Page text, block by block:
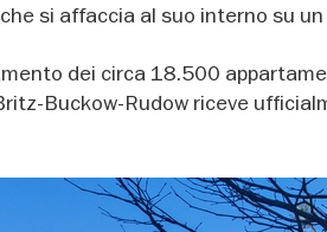
si affaccia al suo interno su
dei circa 18.500
Buckow-Rudow riceve